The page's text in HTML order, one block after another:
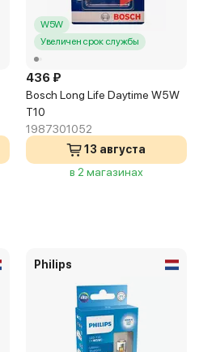
W5W
Увеличен срок службы
436 ₽
Bosch Long Life Daytime W5W
T10
1987301052
13 августа
в 2 магазинах
Philips